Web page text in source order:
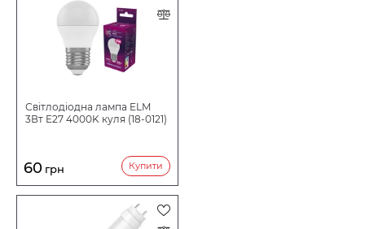
Світлодіодна лампа ELM
3Вт E27 4000K куля (18-0121)
60 грн Купити